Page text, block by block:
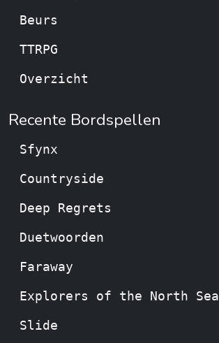
Beurs
TTRPG
Overzicht
Recente Bordspellen
Sfynx
Countryside
Deep Regrets
Duetwoorden
Faraway
Explorers of the North Sea
Slide